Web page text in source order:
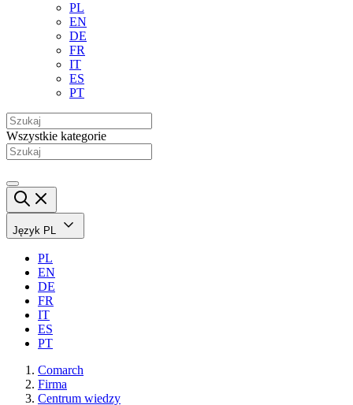
PL
EN
DE
FR
IT
ES
PT
Wszystkie kategorie
Język PL
PL
EN
DE
FR
IT
ES
PT
Comarch
Firma
Centrum wiedzy